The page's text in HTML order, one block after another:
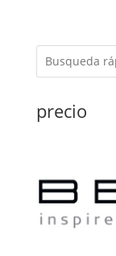
precio